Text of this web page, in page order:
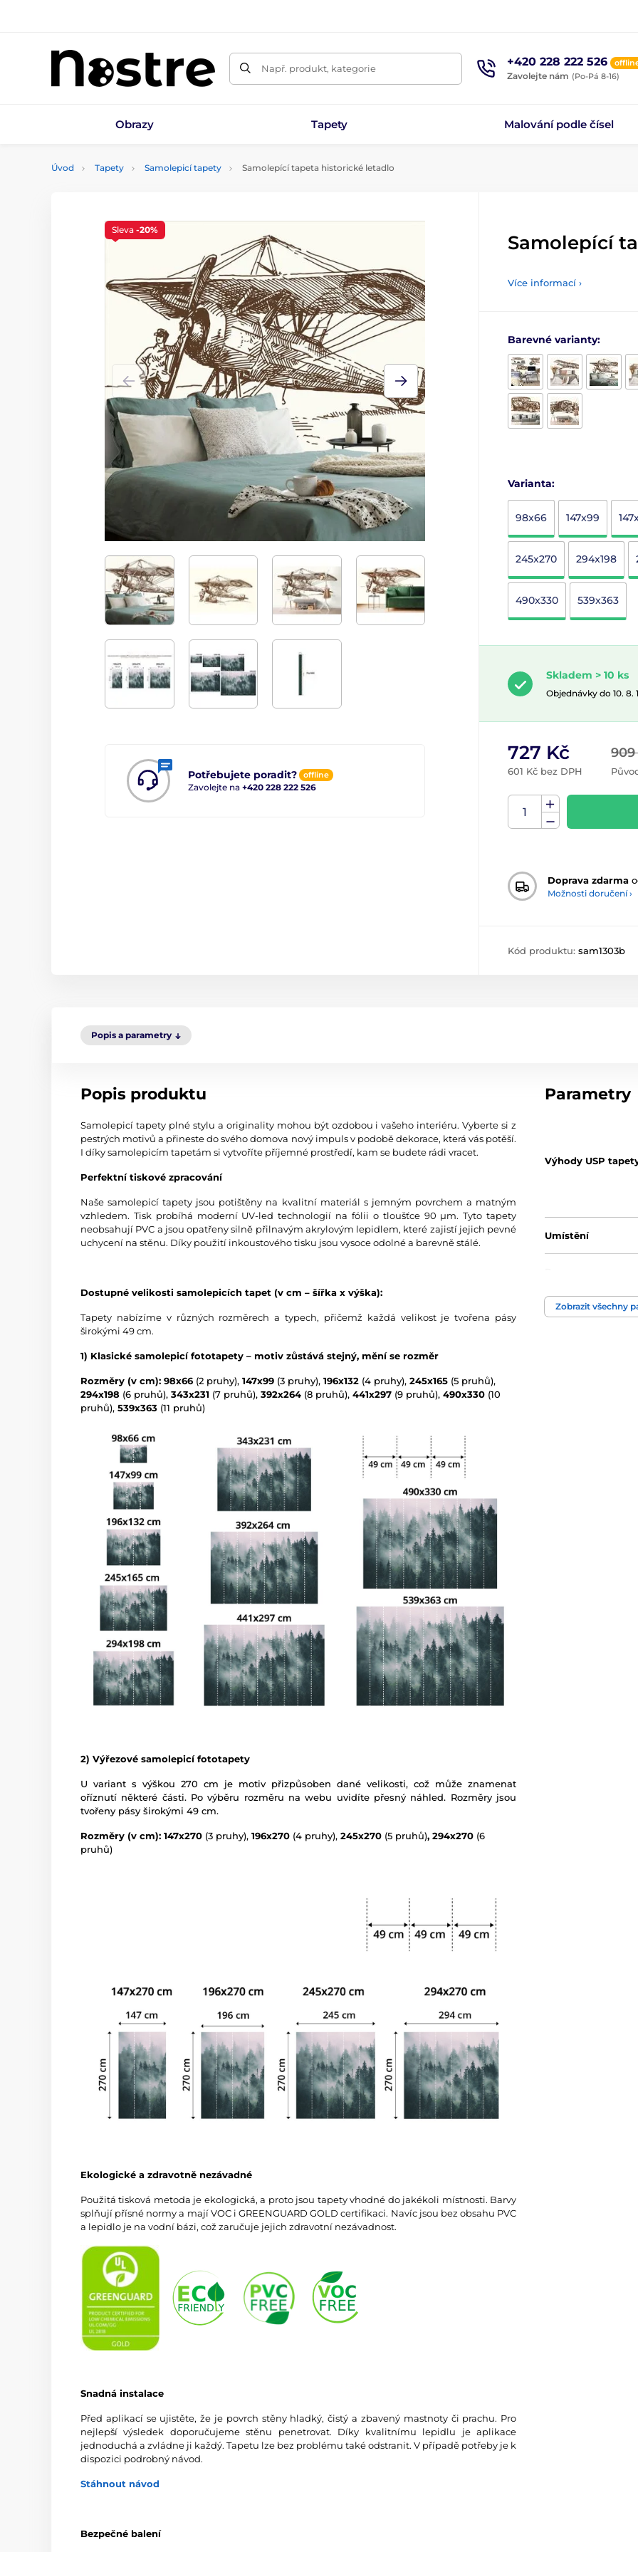
Např. produkt, kategorie +420 228 222 526
Zavolejte nám (Po-Pá 8-16)
Obrazy Tapety Malování podle čísel
Úvod Tapety Samolepicí tapety Samolepící tapeta historické letadlo
Potřebujete poradit? offline
Zavolejte na +420 228 222 526
Sleva -20%
Samolepící
Více informací ›
Barevné varianty:
Varianta:
98x66 147x99
245x270 294x198
490x330 539x363
Skladem > 10 ks
Objednávky do 10. 8.
909
727 Kč
601 Kč bez DPH
Doprava zdarma
Možnosti doručení ›
Kód produktu: sam1303b
Popis a parametry
Popis produktu
Samolepicí tapety plné stylu a originality mohou být ozdobou i vašeho interiéru. Vyberte si z
pestrých motivů a přineste do svého domova nový impuls v podobě dekorace, která vás potěší.
I díky samolepicím tapetám si vytvoříte příjemné prostředí, kam se budete rádi vracet.
Perfektní tiskové zpracování
Naše samolepicí tapety jsou potištěny na kvalitní materiál s jemným povrchem a matným
vzhledem. Tisk probíhá moderní UV-led technologií na fólii o tloušťce 90 µm. Tyto tapety
neobsahují PVC a jsou opatřeny silně přilnavým akrylovým lepidlem, které zajistí jejich pevné
uchycení na stěnu. Díky použití inkoustového tisku jsou vysoce odolné a barevně stálé.
Dostupné velikosti samolepicích tapet (v cm – šířka x výška):
Tapety nabízíme v různých rozměrech a typech, přičemž každá velikost je tvořena pásy
širokými 49 cm.
1) Klasické samolepicí fototapety – motiv zůstává stejný, mění se rozměr
Rozměry (v cm): 98x66 (2 pruhy), 147x99 (3 pruhy), 196x132 (4 pruhy), 245x165 (5 pruhů),
294x198 (6 pruhů), 343x231 (7 pruhů), 392x264 (8 pruhů), 441x297 (9 pruhů), 490x330 (10
pruhů), 539x363 (11 pruhů)
2) Výřezové samolepicí fototapety
U variant s výškou 270 cm je motiv přizpůsoben dané velikosti, což může znamenat
oříznutí některé části. Po výběru rozměru na webu uvidíte přesný náhled. Rozměry jsou
tvořeny pásy širokými 49 cm.
Rozměry (v cm): 147x270 (3 pruhy), 196x270 (4 pruhy), 245x270 (5 pruhů), 294x270 (6
pruhů)
Ekologické a zdravotně nezávadné
Použitá tisková metoda je ekologická, a proto jsou tapety vhodné do jakékoli místnosti. Barvy
splňují přísné normy a mají VOC i GREENGUARD GOLD certifikaci. Navíc jsou bez obsahu PVC
a lepidlo je na vodní bázi, což zaručuje jejich zdravotní nezávadnost.
Snadná instalace
Před aplikací se ujistěte, že je povrch stěny hladký, čistý a zbavený mastnoty či prachu. Pro
nejlepší výsledek doporučujeme stěnu penetrovat. Díky kvalitnímu lepidlu je aplikace
jednoduchá a zvládne ji každý. Tapetu lze bez problému také odstranit. V případě potřeby je k
dispozici podrobný návod.
Stáhnout návod
Bezpečné balení
Parametry
Výhody USP
Umístění
Technologie tapet
Zobrazit všechny